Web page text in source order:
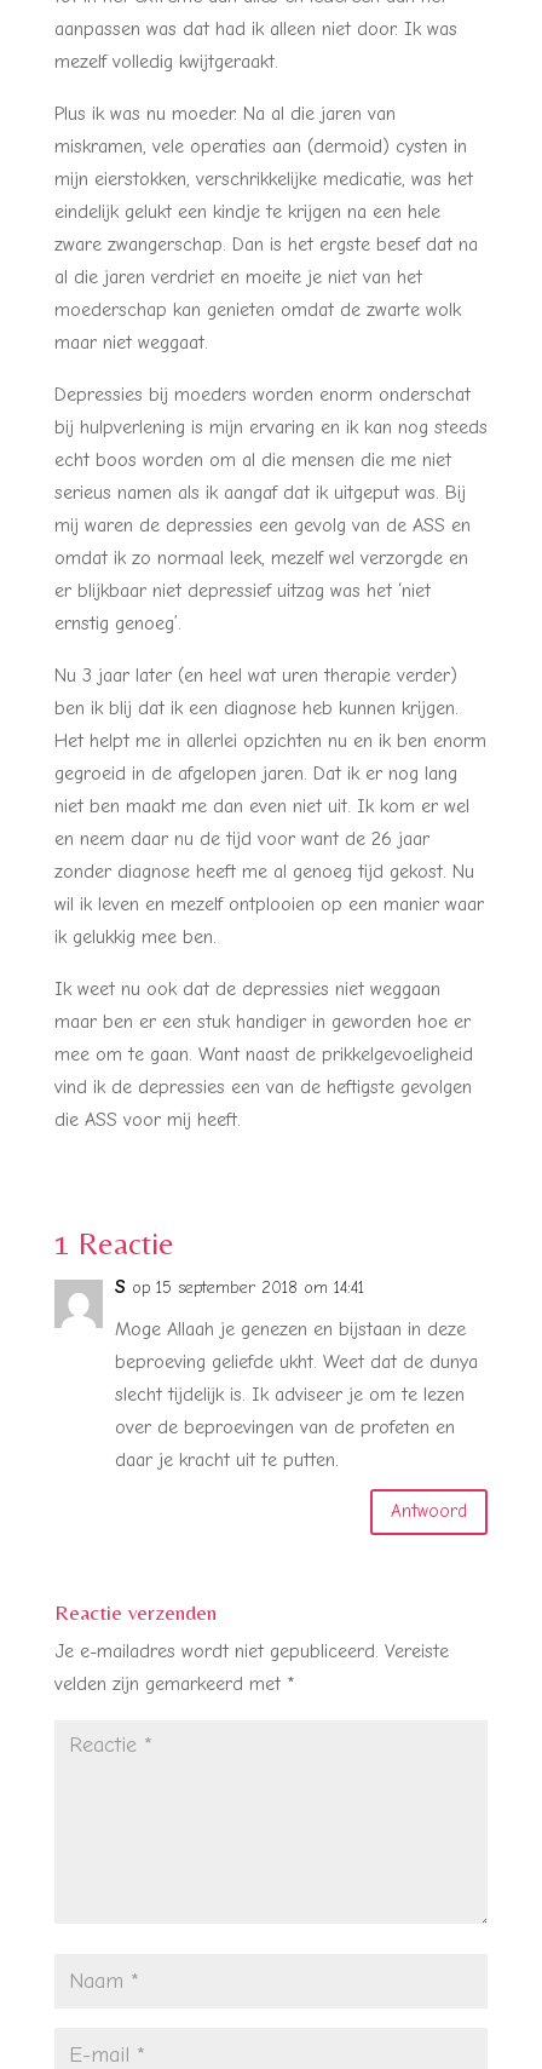
aanpassen was dat had ik alleen niet door. Ik was
mezelf volledig kwijtgeraakt.
Plus ik was nu moeder. Na al die jaren van
miskramen, vele operaties aan (dermoid) cysten in
mijn eierstokken, verschrikkelijke medicatie, was het
eindelijk gelukt een kindje te krijgen na een hele
zware zwangerschap. Dan is het ergste besef dat na
al die jaren verdriet en moeite je niet van het
moederschap kan genieten omdat de zwarte wolk
maar niet weggaat.
Depressies bij moeders worden enorm onderschat
bij hulpverlening is mijn ervaring en ik kan nog steeds
echt boos worden om al die mensen die me niet
serieus namen als ik aangaf dat ik uitgeput was. Bij
mij waren de depressies een gevolg van de ASS en
omdat ik zo normaal leek, mezelf wel verzorgde en
er blijkbaar niet depressief uitzag was het ‘niet
ernstig genoeg’.
Nu 3 jaar later (en heel wat uren therapie verder)
ben ik blij dat ik een diagnose heb kunnen krijgen.
Het helpt me in allerlei opzichten nu en ik ben enorm
gegroeid in de afgelopen jaren. Dat ik er nog lang
niet ben maakt me dan even niet uit. Ik kom er wel
en neem daar nu de tijd voor want de 26 jaar
zonder diagnose heeft me al genoeg tijd gekost. Nu
wil ik leven en mezelf ontplooien op een manier waar
ik gelukkig mee ben.
Ik weet nu ook dat de depressies niet weggaan
maar ben er een stuk handiger in geworden hoe er
mee om te gaan. Want naast de prikkelgevoeligheid
vind ik de depressies een van de heftigste gevolgen
die ASS voor mij heeft.
1 Reactie
S op 15 september 2018 om 14:41
Moge Allaah je genezen en bijstaan in deze
beproeving geliefde ukht. Weet dat de dunya
slecht tijdelijk is. Ik adviseer je om te lezen
over de beproevingen van de profeten en
daar je kracht uit te putten.
Antwoord
Reactie verzenden
Je e-mailadres wordt niet gepubliceerd. Vereiste
velden zijn gemarkeerd met *